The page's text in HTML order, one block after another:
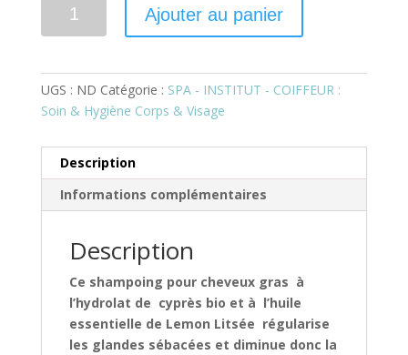
COIFFEUR:
Shampoing
Gras
Cyprès
/
Ajouter au panier
UGS : ND Catégorie : SPA - INSTITUT - COIFFEUR :
Soin & Hygiène Corps & Visage
Description
Informations complémentaires
Description
Ce shampoing pour cheveux gras à
l’hydrolat de cyprès bio et à l’huile
essentielle de Lemon Litsée régularise
les glandes sébacées et diminue donc la